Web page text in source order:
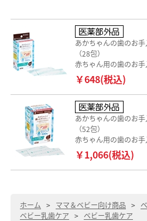
あかちゃんの歯のお
（28包）
赤ちゃん用の歯のお手
￥648(税込)
あかちゃんの歯のお
（52包）
赤ちゃん用の歯のお手
￥1,066(税込)
ホーム > ママ＆ベビー向け商品 >
ベビー乳歯ケア > ベビー乳歯ケア